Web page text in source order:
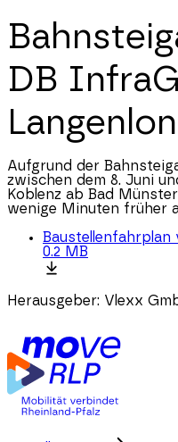
DB
Aufgrund der
zwischen dem 8. Juni
Koblenz ab Bad
wenige Minuten früher
Baustellenfahrplan
0.2 MB
Herausgeber: Vlexx